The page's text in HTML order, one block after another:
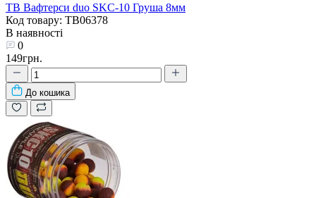
TB Вафтерси duo SKC-10 Груша 8мм
Код товару: TB06378
В наявності
0
149грн.
До кошика